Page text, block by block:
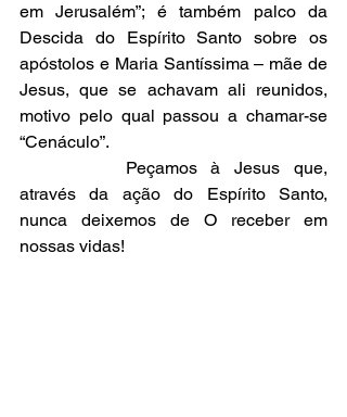
em Jerusalém”; é também palco da
Descida do Espírito Santo sobre os
apóstolos e Maria Santíssima – mãe de
Jesus, que se achavam ali reunidos,
motivo pelo qual passou a chamar-se
“Cenáculo”.
através da ação do Espírito Santo,
nunca deixemos de O receber em
nossas vidas!